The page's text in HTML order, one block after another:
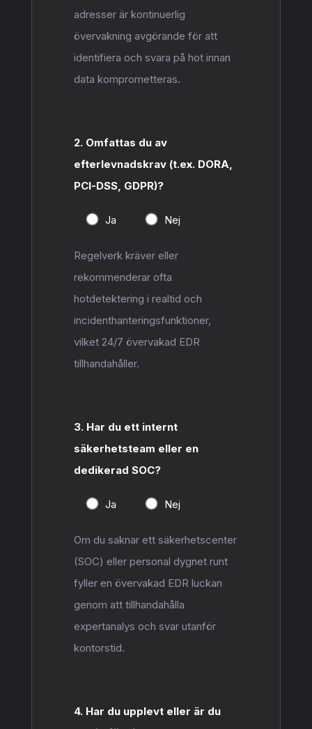
adresser är kontinuerlig
övervakning avgörande för att
identifiera och svara på hot innan
data komprometteras.
2. Omfattas du av
efterlevnadskrav (t.ex. DORA,
PCI-DSS, GDPR)?
Ja Nej
Regelverk kräver eller
rekommenderar ofta
hotdetektering i realtid och
incidenthanteringsfunktioner,
vilket 24/7 övervakad EDR
tillhandahåller.
3. Har du ett internt
säkerhetsteam eller en
dedikerad SOC?
Ja Nej
Om du saknar ett säkerhetscenter
(SOC) eller personal dygnet runt
fyller en övervakad EDR luckan
genom att tillhandahålla
expertanalys och svar utanför
kontorstid.
4. Har du upplevt eller är du